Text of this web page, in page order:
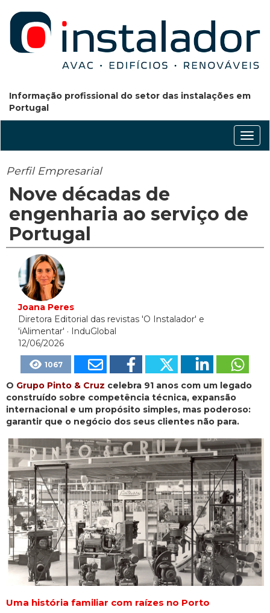
Informação profissional do setor das instalações em
Portugal
Perfil Empresarial
Nove décadas de
engenharia ao serviço de
Portugal
Joana Peres
Diretora Editorial das revistas 'O Instalador' e
'iAlimentar' · InduGlobal
12/06/2026
1067
O Grupo Pinto & Cruz celebra 91 anos com um legado
construído sobre competência técnica, expansão
internacional e um propósito simples, mas poderoso:
garantir que o negócio dos seus clientes não para.
Uma história familiar com raízes no Porto